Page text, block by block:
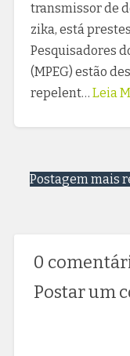
transmissor de
zika, está
Pesquisadores
(MPEG) estão
repelent… Leia
Postagem mais
0
Postar um